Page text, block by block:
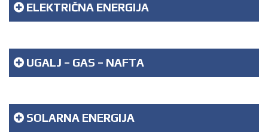
ELEKTRIČNA ENERGIJA
UGALJ – GAS – NAFTA
SOLARNA ENERGIJA